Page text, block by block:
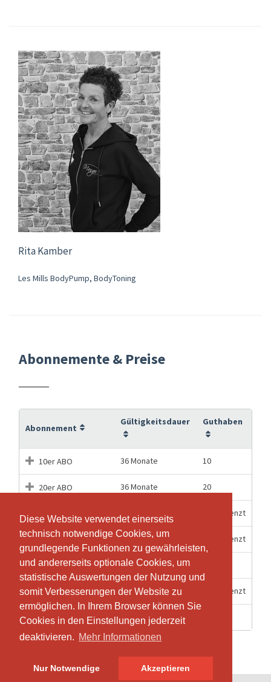
Diese Website verwendet einerseits
technisch notwendige Cookies, um
grundlegende Funktionen zu gewährleisten,
und andererseits optionale Cookies, um
statistische Auswertungen der Nutzung und
somit Verbesserungen der Website zu
ermöglichen. In Ihrem Browser können Sie
Cookies in den Einstellungen jederzeit
deaktivieren. Mehr Informationen
Nur Notwendige Akzeptieren
Diese Website verwendet einerseits
technisch notwendige Cookies, um
grundlegende Funktionen zu gewährleisten,
und andererseits optionale Cookies, um
statistische Auswertungen der Nutzung und
somit Verbesserungen der Website zu
ermöglichen. In Ihrem Browser können Sie
Cookies in den Einstellungen jederzeit
deaktivieren. Mehr Informationen
Nur Notwendige Akzeptieren
Rita Kamber
Les Mills BodyPump, BodyToning
Abonnemente & Preise
Abonnement
Gültigkeitsdauer Guthaben
10er ABO 36 Monate 10
20er ABO 36 Monate 20
3-Monats ABO 3 Monate Unbegrenzt
6-Monats ABO 6 Monate Unbegrenzt
Einzel-Lektion 1 Stunden
JAHRES ABO 12 Monate Unbegrenzt
Schnupper Lektion 4 Wochen